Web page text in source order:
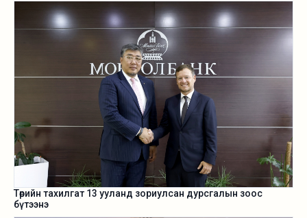
Төрийн тахилгат 13 ууланд зориулсан дурсгалын зоос
бүтээнэ